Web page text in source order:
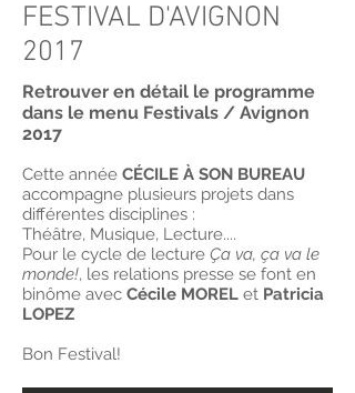
FESTIVAL D'AVIGNON
2017
Retrouver en détail le programme
dans le menu Festivals / Avignon
2017
Cette année CÉCILE À SON BUREAU
accompagne plusieurs projets dans
différentes disciplines :
Théâtre, Musique, Lecture....
Pour le cycle de lecture Ça va, ça va le
monde!, les relations presse se font en
binôme avec Cécile MOREL et Patricia
LOPEZ
Bon Festival!